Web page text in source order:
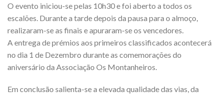
O evento iniciou-se pelas 10h30 e foi aberto a todos os
escalões. Durante a tarde depois da pausa para o almoço,
realizaram-se as finais e apuraram-se os vencedores.
A entrega de prémios aos primeiros classificados acontecerá
no dia 1 de Dezembro durante as comemorações do
aniversário da Associação Os Montanheiros.
Em conclusão salienta-se a elevada qualidade das vias, da